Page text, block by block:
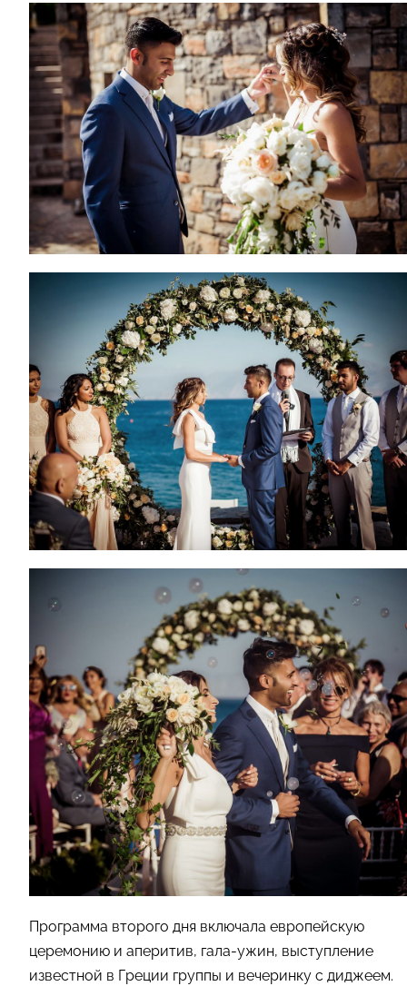
Программа второго дня включала европейскую
церемонию и аперитив, гала-ужин, выступление
известной в Греции группы и вечеринку с диджеем.